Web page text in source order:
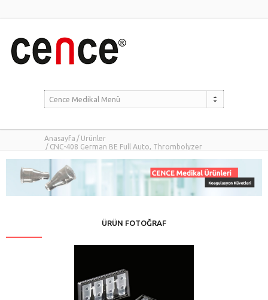
Cence Medikal Menü
Anasayfa
Ürünler
CNC-408 German BE Full Auto, Thrombolyzer
ÜRÜN FOTOĞRAF